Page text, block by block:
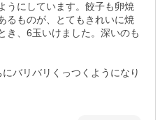
うにしています。餃子も卵焼
るものが、とてもきれいに焼
き、6玉いけました。深いのも
バリバリくっつくようになり